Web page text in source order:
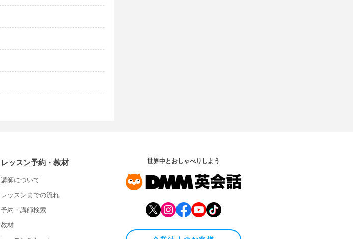
レッスン予約・教材
講師について
レッスンまでの流れ
予約・講師検索
教材
世界中とおしゃべりしよう